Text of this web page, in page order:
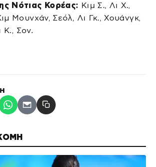
Νότιας Κορέας: Κιμ Σ., Λι Χ.,
Μουνχάν, Σεόλ, Λι Γκ., Χουάνγκ,
Κ., Σον.